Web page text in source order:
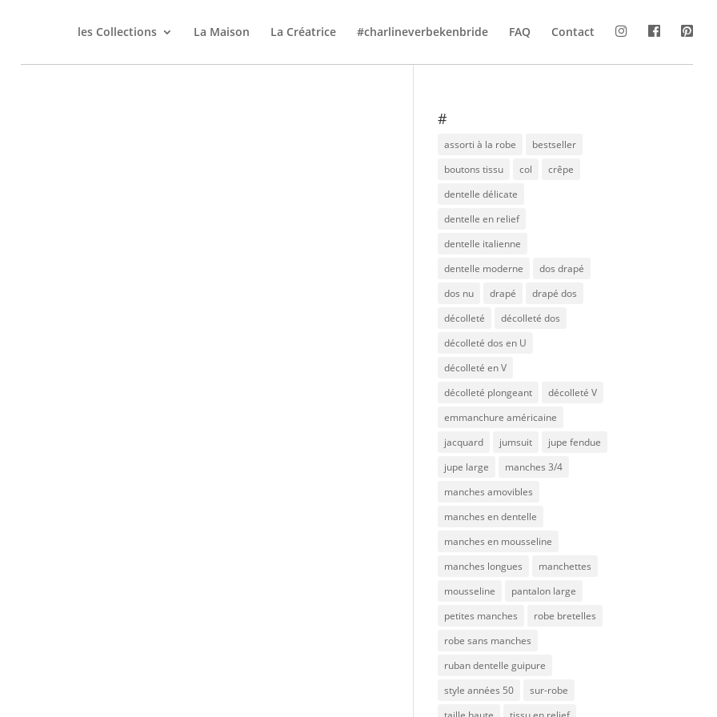
les Collections La Maison La Créatrice #charlineverbekenbride FAQ Contact
#
assorti à la robe
bestseller
boutons tissu
col
crêpe
dentelle délicate
dentelle en relief
dentelle italienne
dentelle moderne
dos drapé
dos nu
drapé
drapé dos
décolleté
décolleté dos
décolleté dos en U
décolleté en V
décolleté plongeant
décolleté V
emmanchure américaine
jacquard
jumsuit
jupe fendue
jupe large
manches 3/4
manches amovibles
manches en dentelle
manches en mousseline
manches longues
manchettes
mousseline
pantalon large
petites manches
robe bretelles
robe sans manches
ruban dentelle guipure
style années 50
sur-robe